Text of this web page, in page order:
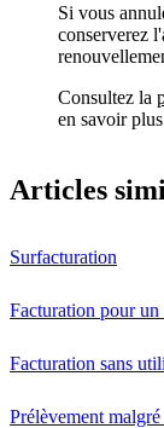
Si vous
conserverez
Consultez la
en savoir
Articles
Surfacturation
Facturation pour un
Facturation sans
Prélèvement